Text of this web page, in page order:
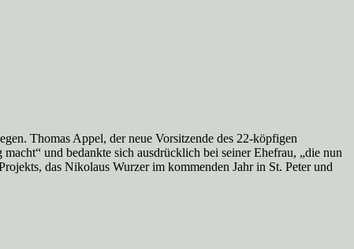
Thomas Appel, der neue Vorsitzende des 22-köpfigen
und bedankte sich ausdrücklich bei seiner Ehefrau, „die nun
das Nikolaus Wurzer im kommenden Jahr in St. Peter und